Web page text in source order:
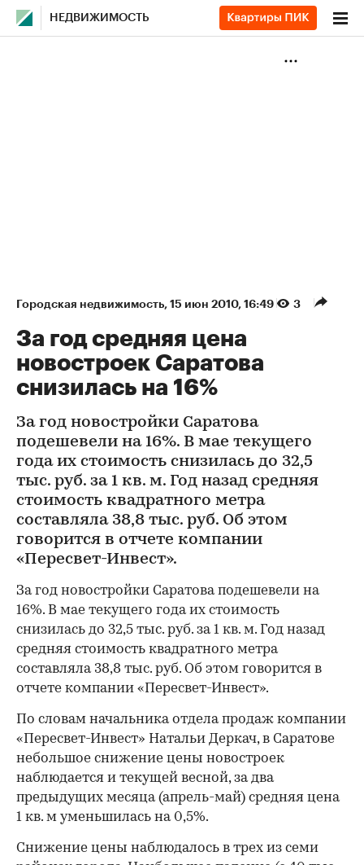
НЕДВИЖИМОСТЬ
Городская недвижимость⁠, 15 июн 2010, 16:49 3
За год средняя цена
новостроек Саратова
снизилась на 16%
За год новостройки Саратова
подешевели на 16%. В мае текущего
года их стоимость снизилась до 32,5
тыс. руб. за 1 кв. м. Год назад средняя
стоимость квадратного метра
составляла 38,8 тыс. руб. Об этом
говорится в отчете компании
«Пересвет-Инвест».
За год новостройки Саратова подешевели на
16%. В мае текущего года их стоимость
снизилась до 32,5 тыс. руб. за 1 кв. м. Год назад
средняя стоимость квадратного метра
составляла 38,8 тыс. руб. Об этом говорится в
отчете компании «Пересвет-Инвест».
По словам начальника отдела продаж компании
«Пересвет-Инвест» Натальи Деркач, в Саратове
небольшое снижение цены новостроек
наблюдается и текущей весной, за два
предыдущих месяца (апрель-май) средняя цена
1 кв. м уменьшилась на 0,5%.
Снижение цены наблюдалось в трех из семи